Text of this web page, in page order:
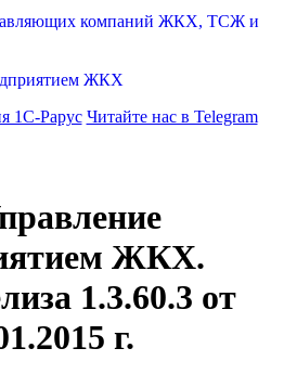
компаний ЖКХ, ТСЖ и
ЖКХ
1С-Рарус Читайте нас в Telegram
ЖКХ.
1.3.60.3 от
г.